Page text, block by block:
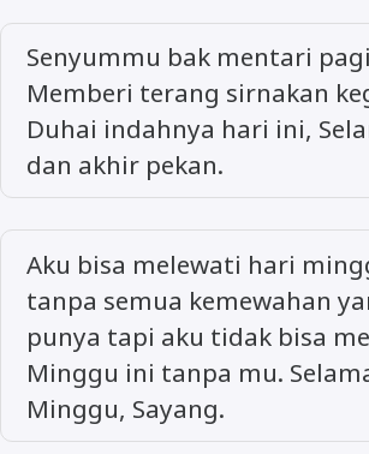
Senyummu bak mentari
Memberi terang sirnakan
Duhai indahnya hari ini,
dan akhir pekan.
Aku bisa melewati hari
tanpa semua kemewahan
punya tapi aku tidak bisa
Minggu ini tanpa mu.
Minggu, Sayang.